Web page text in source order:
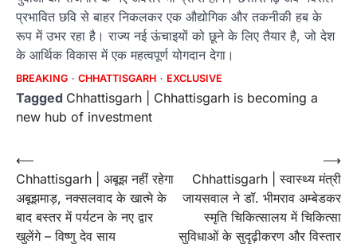
प्रभावित छवि से बाहर निकलकर एक औद्योगिक और तकनीकी हब के
रूप में उभर रहा है। राज्य नई ऊंचाइयों को छूने के लिए तैयार है, जो देश
के आर्थिक विकास में एक महत्वपूर्ण योगदान देगा।
BREAKING CHHATTISGARH EXCLUSIVE
Tagged Chhattisgarh | Chhattisgarh is becoming a
new hub of investment
Post
navigation
⟵
Chhattisgarh | अबूझ नहीं रहेगा
अबूझमाड़, नक्सलवाद के खात्मे के
बाद बस्तर में पर्यटन के नए द्वार
खुलेंगे – विष्णु देव साय
Chhattisgarh | स्वास्थ्य मंत्री
जायसवाल ने डॉ. भीमराव अम्बेडकर
स्मृति चिकित्सालय में चिकित्सा
सुविधाओं के सुदृढ़ीकरण और विस्तार
⟶